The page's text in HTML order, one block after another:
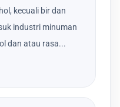
kecuali bir dan
industri minuman
dan atau rasa...